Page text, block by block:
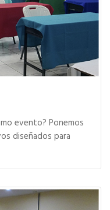
evento? Ponemos
diseñados para